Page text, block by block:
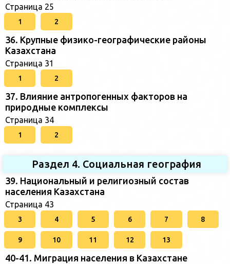
Страница 25
1 2
36. Крупные физико-географические районы
Казахстана
Страница 31
1 2
37. Влияние антропогенных факторов на
природные комплексы
Страница 34
1 2
Раздел 4. Социальная география
39. Национальный и религиозный состав
населения Казахстана
Страница 43
3 4 5 6 7 8
9 10 11 12 13
40-41. Миграция населения в Казахстане